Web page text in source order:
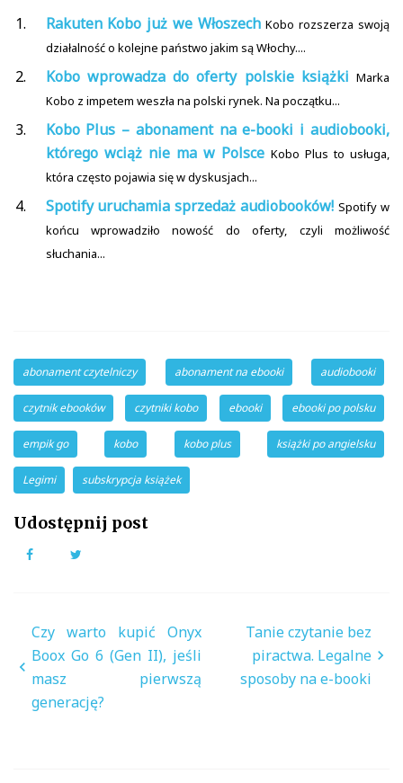
Rakuten Kobo już we Włoszech Kobo rozszerza swoją
działalność o kolejne państwo jakim są Włochy....
Kobo wprowadza do oferty polskie książki Marka
Kobo z impetem weszła na polski rynek. Na początku...
Kobo Plus – abonament na e-booki i audiobooki,
którego wciąż nie ma w Polsce Kobo Plus to usługa,
która często pojawia się w dyskusjach...
Spotify uruchamia sprzedaż audiobooków! Spotify w
końcu wprowadziło nowość do oferty, czyli możliwość
słuchania...
abonament czytelniczy abonament na ebooki audiobooki
czytnik ebooków czytniki kobo ebooki ebooki po polsku
empik go kobo kobo plus książki po angielsku
Legimi subskrypcja książek
Udostępnij post
Facebook
Nawigacja
wpisu
Czy warto kupić Onyx
Boox Go 6 (Gen II), jeśli
masz pierwszą
generację?
Tanie czytanie bez
piractwa. Legalne
sposoby na e-booki